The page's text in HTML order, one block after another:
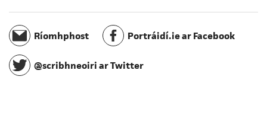
Údar cuimhní cinn
Úrscéalaí
Úrscéalaí d’fhoghlaimeoirí fásta
Ríomhphost Portráidí.ie ar Facebook
@scribhneoiri ar Twitter